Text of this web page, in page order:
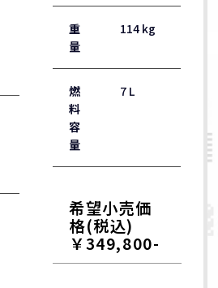
重
量
114 kg
燃
料
容
量
7 L
希望小売価
格(税込)
￥349,800-